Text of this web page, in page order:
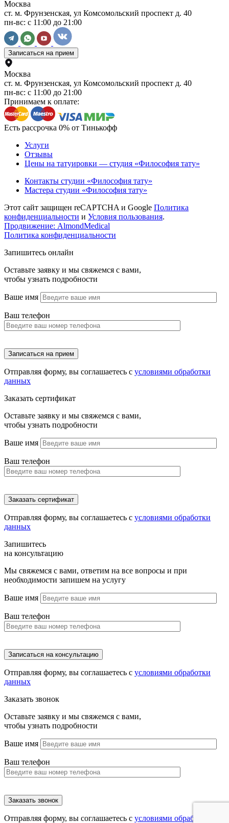
Москва
ст. м. Фрунзенская, ул Комсомольский проспект д. 40
пн-вс: с 11:00 до 21:00
Записаться на прием
Москва
ст. м. Фрунзенская, ул Комсомольский проспект д. 40
пн-вс: с 11:00 до 21:00
Принимаем к оплате:
Есть рассрочка 0% от Тинькофф
Услуги
Отзывы
Цены на татуировки — студия «Философия тату»
Контакты студии «Философия тату»
Мастера студии «Философия тату»
Этот сайт защищен reCAPTCHA и Google Политика
конфиденциальности и Условия пользования.
Продвижение: AlmondMedical
Политика конфиденциальности
Запишитесь онлайн
Оставьте заявку и мы свяжемся с вами,
чтобы узнать подробности
Ваше имя
Ваш телефон
Отправляя форму, вы соглашаетесь с условиями обработки
данных
Заказать сертификат
Оставьте заявку и мы свяжемся с вами,
чтобы узнать подробности
Ваше имя
Ваш телефон
Отправляя форму, вы соглашаетесь с условиями обработки
данных
Запишитесь
на консультацию
Мы свяжемся с вами, ответим на все вопросы и при
необходимости запишем на услугу
Ваше имя
Ваш телефон
Отправляя форму, вы соглашаетесь с условиями обработки
данных
Заказать звонок
Оставьте заявку и мы свяжемся с вами,
чтобы узнать подробности
Ваше имя
Ваш телефон
Отправляя форму, вы соглашаетесь с условиями обработки